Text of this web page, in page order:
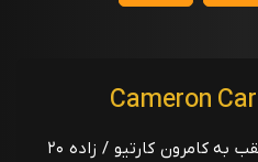
کامران صباحی ملقب به کامرون کارتیو / زاده ۲۰